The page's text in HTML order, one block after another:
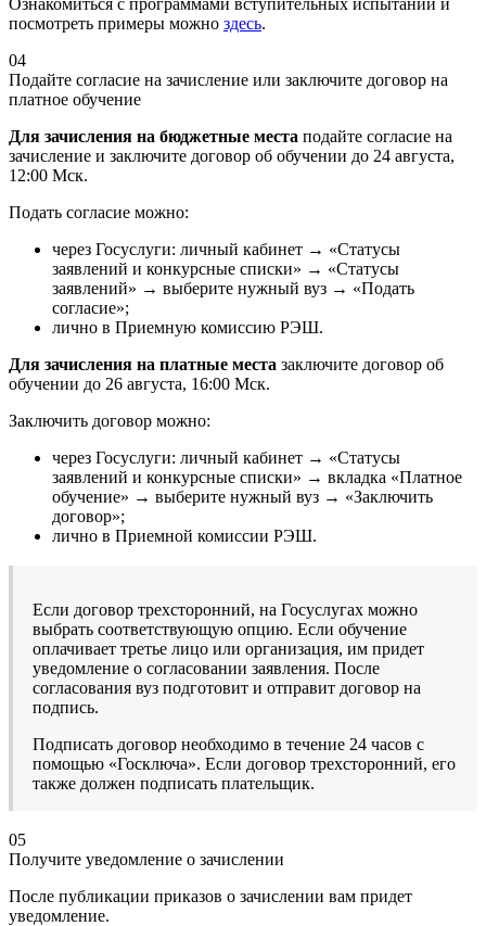
посмотреть примеры можно здесь.
04
Подайте согласие на зачисление или заключите договор на
платное обучение
Для зачисления на бюджетные места подайте согласие на
зачисление и заключите договор об обучении до 24 августа,
12:00 Мск.
Подать согласие можно:
через Госуслуги: личный кабинет → «Статусы
заявлений и конкурсные списки» → «Статусы
заявлений» → выберите нужный вуз → «Подать
согласие»;
лично в Приемную комиссию РЭШ.
Для зачисления на платные места заключите договор об
обучении до 26 августа, 16:00 Мск.
Заключить договор можно:
через Госуслуги: личный кабинет → «Статусы
заявлений и конкурсные списки» → вкладка «Платное
обучение» → выберите нужный вуз → «Заключить
договор»;
лично в Приемной комиссии РЭШ.
Если договор трехсторонний, на Госуслугах можно
выбрать соответствующую опцию. Если обучение
оплачивает третье лицо или организация, им придет
уведомление о согласовании заявления. После
согласования вуз подготовит и отправит договор на
подпись.
Подписать договор необходимо в течение 24 часов с
помощью «Госключа». Если договор трехсторонний, его
также должен подписать плательщик.
05
Получите уведомление о зачислении
После публикации приказов о зачислении вам придет
уведомление.